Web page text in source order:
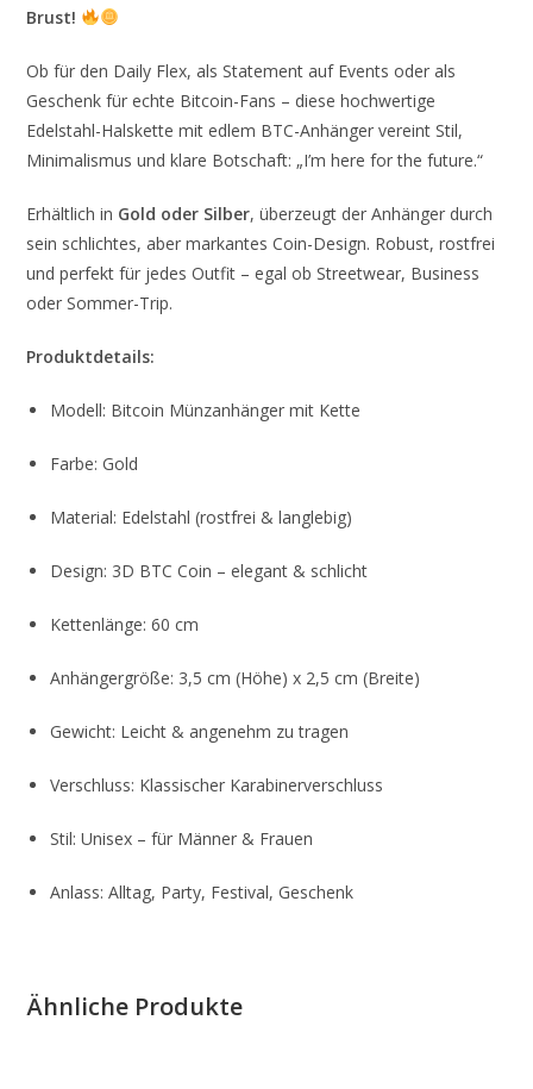
Brust!
Ob für den Daily Flex, als Statement auf Events oder als
Geschenk für echte Bitcoin-Fans – diese hochwertige
Edelstahl-Halskette mit edlem BTC-Anhänger vereint Stil,
Minimalismus und klare Botschaft: „I’m here for the future.“
Erhältlich in Gold oder Silber, überzeugt der Anhänger durch
sein schlichtes, aber markantes Coin-Design. Robust, rostfrei
und perfekt für jedes Outfit – egal ob Streetwear, Business
oder Sommer-Trip.
Produktdetails:
Modell: Bitcoin Münzanhänger mit Kette
Farbe: Gold
Material: Edelstahl (rostfrei & langlebig)
Design: 3D BTC Coin – elegant & schlicht
Kettenlänge: 60 cm
Anhängergröße: 3,5 cm (Höhe) x 2,5 cm (Breite)
Gewicht: Leicht & angenehm zu tragen
Verschluss: Klassischer Karabinerverschluss
Stil: Unisex – für Männer & Frauen
Anlass: Alltag, Party, Festival, Geschenk
Ähnliche Produkte